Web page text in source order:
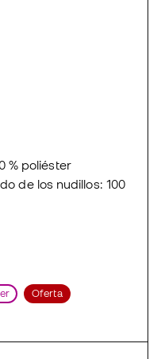
% poliéster
de los nudillos: 100
Oferta